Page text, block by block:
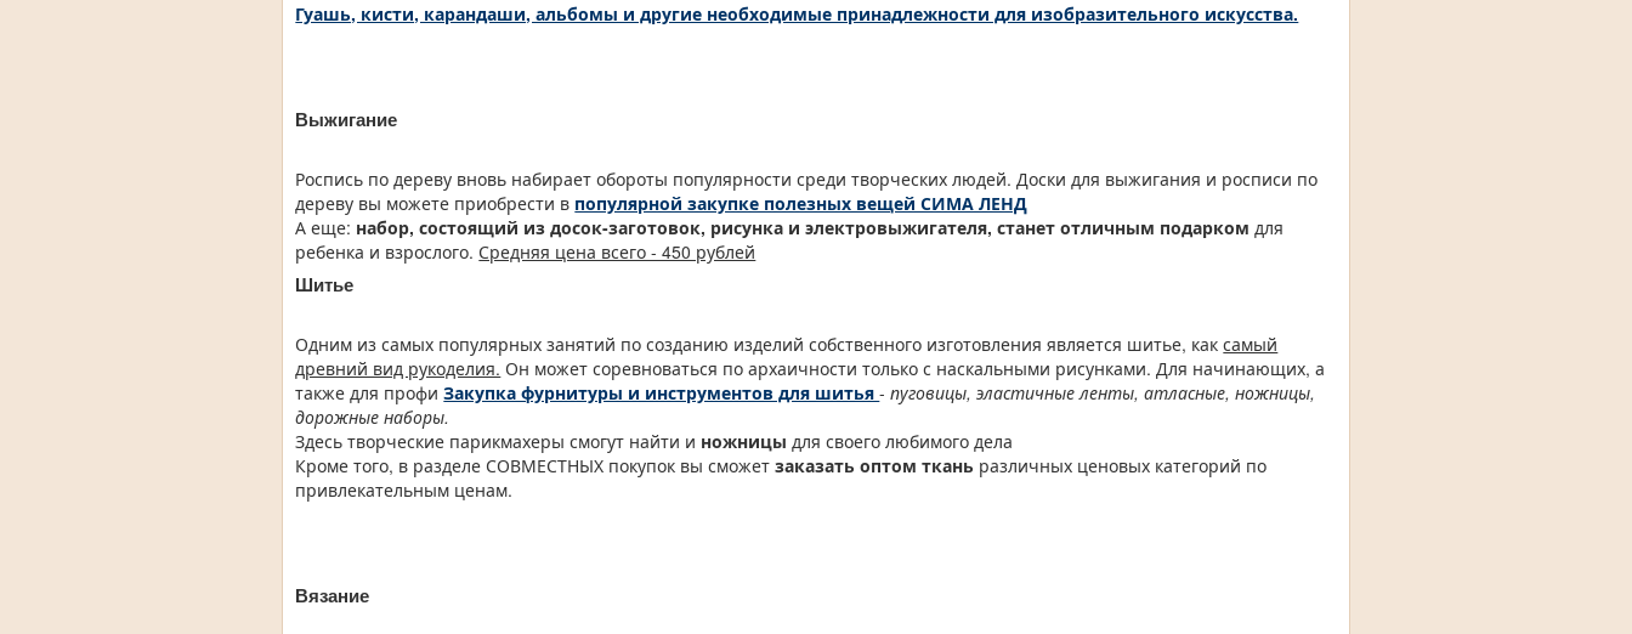
Гуашь, кисти, карандаши, альбомы и другие необходимые принадлежности для изобразительного искусства.
Выжигание
Роспись по дереву вновь набирает обороты популярности среди творческих людей. Доски для выжигания и росписи по
дереву вы можете приобрести в популярной закупке полезных вещей СИМА ЛЕНД
А еще: набор, состоящий из досок-заготовок, рисунка и электровыжигателя, станет отличным подарком для
ребенка и взрослого. Средняя цена всего - 450 рублей
Шитье
Одним из самых популярных занятий по созданию изделий собственного изготовления является шитье, каксамый
древний вид рукоделия. Он может соревноваться по архаичности только с наскальными рисунками. Для начинающих, а
также для профиЗакупка фурнитуры и инструментов для шитья-пуговицы, эластичные ленты, атласные, ножницы,
дорожные наборы.
Здесь творческие парикмахеры смогут найти и ножницыдля своего любимого дела
Кроме того, в разделе СОВМЕСТНЫХ покупок вы сможетзаказать оптом ткань различных ценовых категорий по
привлекательным ценам.
Вязание